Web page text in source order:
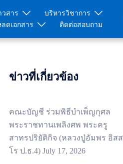
วสาร
บริหารวิชาการ
ดเอกสาร ติดต่อสอบถาม
ข่าวที่เกี่ยวข้อง
คณะบัญชี ร่วมพิธีบำเพ็ญกุศล
พระราชทานเพลิงศพ พระครู
สาทรปริยัติกิจ (หลวงปู่อัมพร อิสส
โร ป.ธ.4) July 17, 2026